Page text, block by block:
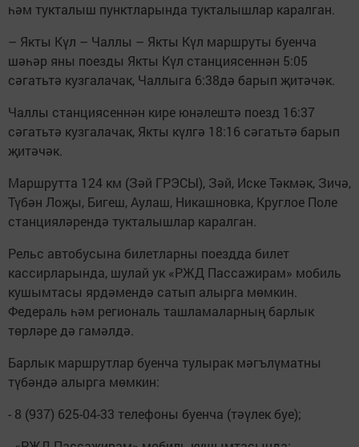
һәм тукталыш пунктларында тукталышлар каралган.
– Якты Күл – Чаллы – Якты Күл маршруты буенча
шәһәр яны поезды Якты Күл станциясеннән 5:05
сәгатьтә кузгалачак, Чаллыга 6:38дә барып җитәчәк.
Чаллы станциясеннән кире юнәлештә поезд 16:37
сәгатьтә кузгалачак, Якты күлгә 18:16 сәгатьтә барып
җитәчәк.
Маршрутта 124 км (Зәй ГРЭСЫ), Зәй, Иске Тәкмәк, Зичә,
Түбән Лоҗы, Бигеш, Аулаш, Никашновка, Круглое Поле
станцияләрендә тукталышлар каралган.
Рельс автобусына билетларны поездда билет
кассирларында, шулай ук «РЖД Пассажирам» мобиль
кушымтасы ярдәмендә сатып алырга мөмкин.
Федераль һәм региональ ташламаларның барлык
төрләре дә гамәлдә.
Барлык маршрутлар буенча тулырак мәгълүматны
түбәндә алырга мөмкин:
- 8 (937) 625-04-33 телефоны буенча (тәүлек буе);